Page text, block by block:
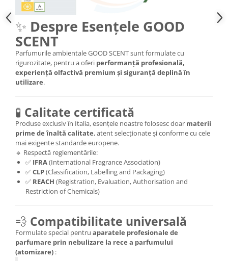
✨ Despre Esențele GOOD
SCENT
Parfumurile ambientale GOOD SCENT sunt formulate cu
rigurozitate, pentru a oferi performanță profesională,
experiență olfactivă premium și siguranță deplină în
utilizare.
🧪 Calitate certificată
Produse exclusiv în Italia, esențele noastre folosesc doar materii
prime de înaltă calitate, atent selecționate și conforme cu cele
mai exigente standarde europene.
🔹 Respectă reglementările:
✅ IFRA(International Fragrance Association)
✅CLP(Classification, Labelling and Packaging)
✅ REACH (Registration, Evaluation, Authorisation and
Restriction of Chemicals)
💨 Compatibilitate universală
Formulate special pentru aparatele profesionale de
parfumare prin nebulizare la rece a parfumului
(atomizare) :